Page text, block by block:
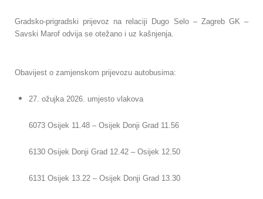
Gradsko-prigradski prijevoz na relaciji Dugo Selo – Zagreb GK –
Savski Marof odvija se otežano i uz kašnjenja.
Obavijest o zamjenskom prijevozu autobusima:
27. ožujka 2026. umjesto vlakova
6073 Osijek 11.48 – Osijek Donji Grad 11.56
6130 Osijek Donji Grad 12.42 – Osijek 12.50
6131 Osijek 13.22 – Osijek Donji Grad 13.30